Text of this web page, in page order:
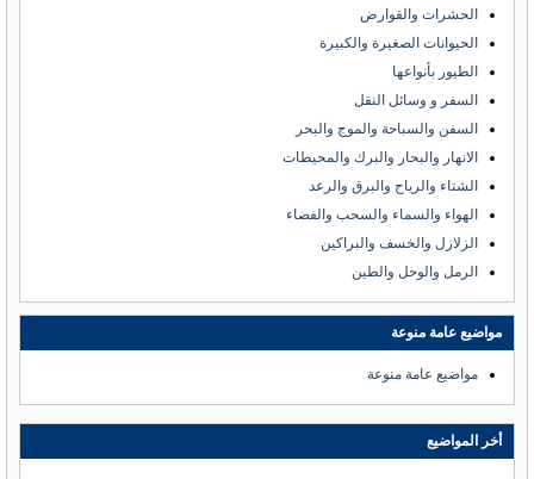
الحشرات والقوارض
الحيوانات الصغيرة والكبيرة
الطيور بأنواعها
السفر و وسائل النقل
السفن والسباحة والموج والبحر
الانهار والبحار والبرك والمحيطات
الشتاء والرياح والبرق والرعد
الهواء والسماء والسحب والفضاء
الزلازل والخسف والبراكين
الرمل والوحل والطين
مواضيع عامة منوعة
مواضيع عامة منوعة
أخر المواضيع